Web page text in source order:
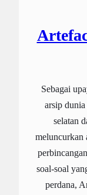
Sebagai
arsip
selatan
meluncurkan
soal-soal
perdana,